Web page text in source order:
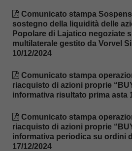
Comunicato stampa
sostegno della liquidità delle
Popolare di Lajatico negoziate
multilaterale gestito da Vorvel
10/12/2024
Comunicato stampa
riacquisto di azioni proprie
informativa risultato prima asta
Comunicato stampa
riacquisto di azioni proprie
informativa periodica su ordini
17/12/2024